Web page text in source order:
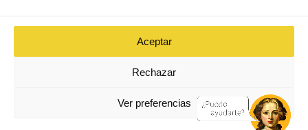
Aceptar
Rechazar
Ver preferencias